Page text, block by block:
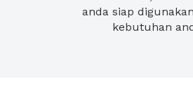
anda siap
kebutuhan